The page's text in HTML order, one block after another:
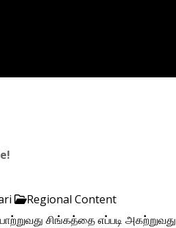
Regional Content
சிங்கத்தை எப்படி அகற்றுவது